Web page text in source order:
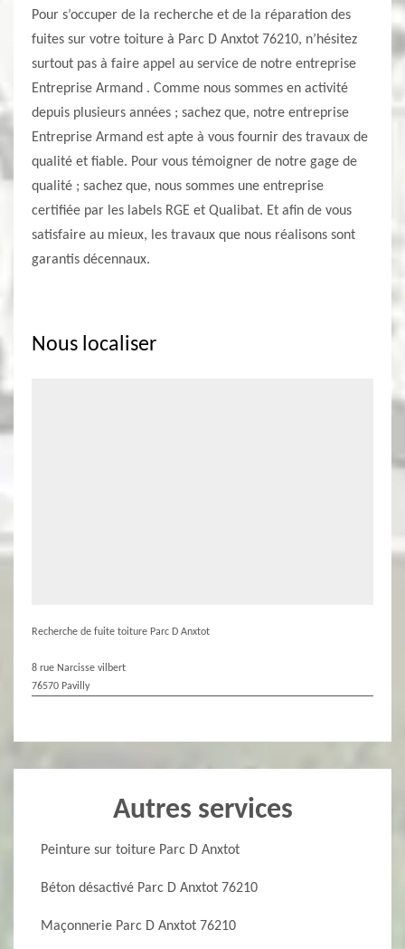
Pour s’occuper de la recherche et de la réparation des
fuites sur votre toiture à Parc D Anxtot 76210, n’hésitez
surtout pas à faire appel au service de notre entreprise
Entreprise Armand . Comme nous sommes en activité
depuis plusieurs années ; sachez que, notre entreprise
Entreprise Armand est apte à vous fournir des travaux de
qualité et fiable. Pour vous témoigner de notre gage de
qualité ; sachez que, nous sommes une entreprise
certifiée par les labels RGE et Qualibat. Et afin de vous
satisfaire au mieux, les travaux que nous réalisons sont
garantis décennaux.
Nous localiser
Recherche de fuite toiture Parc D Anxtot
8 rue Narcisse vilbert
76570 Pavilly
Autres services
Peinture sur toiture Parc D Anxtot
Béton désactivé Parc D Anxtot 76210
Maçonnerie Parc D Anxtot 76210